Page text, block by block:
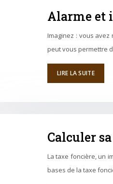
Alarme et
Imaginez : vous
peut vous permettre
LIRE LA SUITE
Calculer
La taxe foncière, un
bases de la taxe